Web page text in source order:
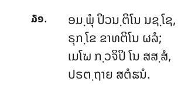
໓໑.
ອມ຺ພຸໍ ປິວນ຺ຕິໂນ ນຊ຺ໂຊ,
ຣຸກ຺ໂຂ ຂາທຕິໂນ ຜລໍ;
ເມໂຆ ກ຺ວຈິປິ ໂນ ສສ຺ສໍ,
ປຣຕ຺ຖາຍ ສຕໍຘນໍ.